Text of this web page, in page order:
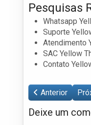
Pesquisas
Whatsapp
Suporte
Atendimento
SAC Yellow
Contato
Anterior
Deixe um